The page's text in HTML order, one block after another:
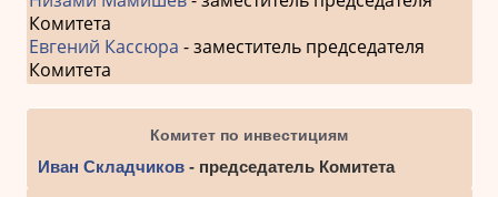
Комитета
Евгений Кассюра - заместитель председателя
Комитета
Комитет по инвестициям
Иван Складчиков- председатель Комитета